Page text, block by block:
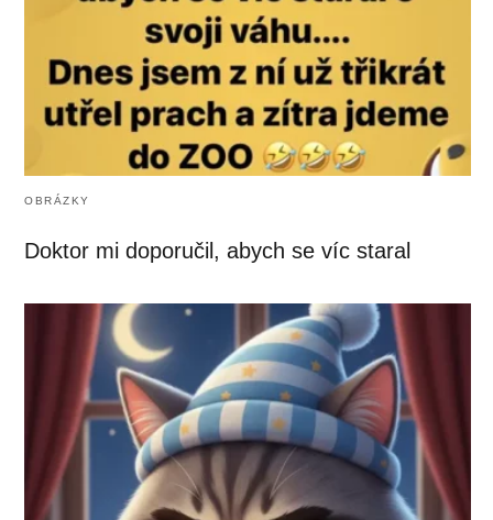
OBRÁZKY
Doktor mi doporučil, abych se víc staral